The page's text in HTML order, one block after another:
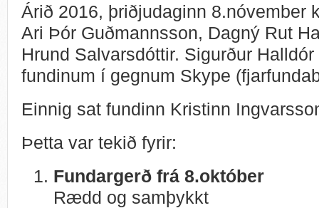
Árið 2016, þriðjudaginn 8.nóvember
Ari Þór Guðmannsson, Dagný Rut
Hrund Salvarsdóttir. Sigurður
fundinum í gegnum Skype
Einnig sat fundinn Kristinn
Þetta var tekið fyrir:
Fundargerð frá 8.október
Rædd og samþykkt